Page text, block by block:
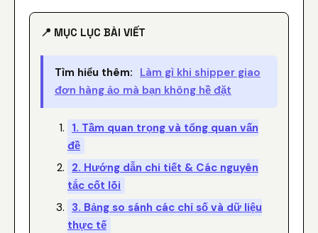
📍 MỤC LỤC BÀI VIẾT
Tìm hiểu thêm: Làm gì khi shipper giao
đơn hàng ảo mà bạn không hề đặt
1. Tầm quan trọng và tổng quan vấn
đề
2. Hướng dẫn chi tiết & Các nguyên
tắc cốt lõi
3. Bảng so sánh các chỉ số và dữ liệu
thực tế